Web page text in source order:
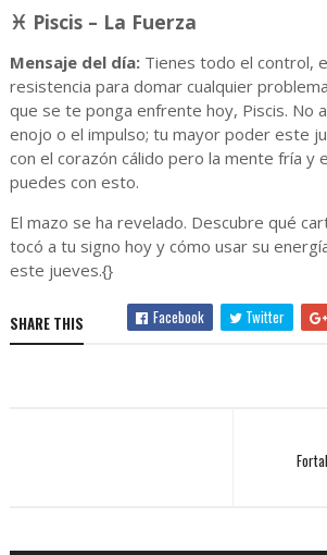
♓ Piscis – La Fuerza
Mensaje del día:Tienes todo el control,
resistencia para domar cualquier
que se te ponga enfrente hoy, Piscis. No
enojo o el impulso; tu mayor poder este
con el corazón cálido pero la mente fría y
puedes con esto.
El mazo se ha revelado. Descubre qué
tocó a tu signo hoy y cómo usar su
este jueves.{}
SHARE THIS Facebook Twitter